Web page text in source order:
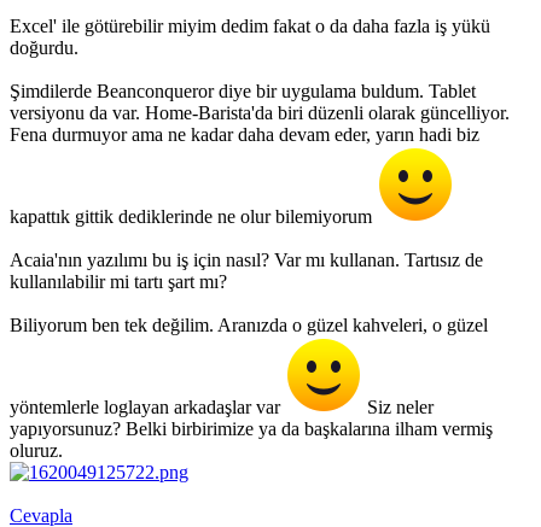
Excel' ile götürebilir miyim dedim fakat o da daha fazla iş yükü
doğurdu.
Şimdilerde Beanconqueror diye bir uygulama buldum. Tablet
versiyonu da var. Home-Barista'da biri düzenli olarak güncelliyor.
Fena durmuyor ama ne kadar daha devam eder, yarın hadi biz
kapattık gittik dediklerinde ne olur bilemiyorum
Acaia'nın yazılımı bu iş için nasıl? Var mı kullanan. Tartısız de
kullanılabilir mi tartı şart mı?
Biliyorum ben tek değilim. Aranızda o güzel kahveleri, o güzel
yöntemlerle loglayan arkadaşlar var
Siz neler
yapıyorsunuz? Belki birbirimize ya da başkalarına ilham vermiş
oluruz.
Cevapla